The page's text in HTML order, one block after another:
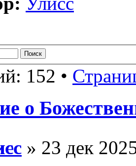
152 •
о
» 23 дек